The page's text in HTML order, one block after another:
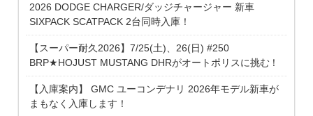
2026 DODGE CHARGER/ダッジチャージャー 新車
SIXPACK SCATPACK 2台同時入庫！
【スーパー耐久2026】7/25(土)、26(日) #250
BRP★HOJUST MUSTANG DHRがオートポリスに挑む！
【入庫案内】 GMC ユーコンデナリ 2026年モデル新車が
まもなく入庫します！